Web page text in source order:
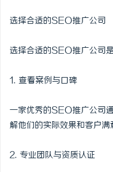
选择合适的SEO推广公司
选择合适的SEO推广公司
1. 查看案例与口碑
一家优秀的SEO推广公司
解他们的实际效果和客户
2. 专业团队与资质认证